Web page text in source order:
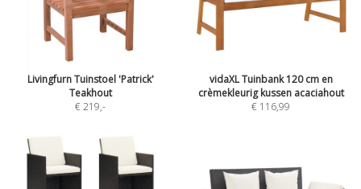
Livingfurn Tuinstoel 'Patrick'
Teakhout
€ 219,-
vidaXL Tuinbank 120 cm en
crèmekleurig kussen acaciahout
€ 116,99